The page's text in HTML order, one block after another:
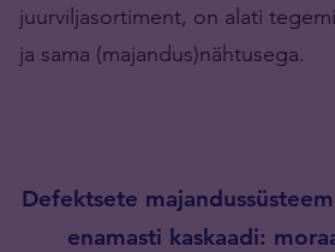
juurviljasortiment, on alati
ja sama (majandus)nähtusega.
Defektsete
enamasti kaskaadi: